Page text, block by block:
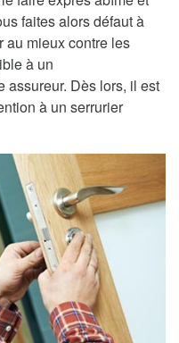
faites alors défaut à
au mieux contre les
à un
assureur. Dès lors, il est
à un serrurier